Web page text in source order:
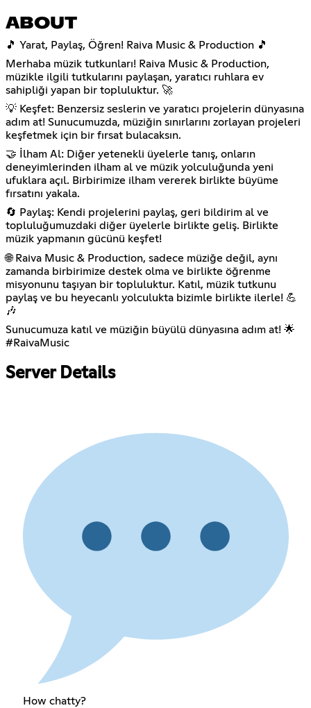
ABOUT
🎵 Yarat, Paylaş, Öğren! Raiva Music & Production 🎵
Merhaba müzik tutkunları! Raiva Music & Production,
müzikle ilgili tutkularını paylaşan, yaratıcı ruhlara ev
sahipliği yapan bir topluluktur. 🚀
💡 Keşfet: Benzersiz seslerin ve yaratıcı projelerin dünyasına
adım at! Sunucumuzda, müziğin sınırlarını zorlayan projeleri
keşfetmek için bir fırsat bulacaksın.
🤝 İlham Al: Diğer yetenekli üyelerle tanış, onların
deneyimlerinden ilham al ve müzik yolculuğunda yeni
ufuklara açıl. Birbirimize ilham vererek birlikte büyüme
fırsatını yakala.
🔄 Paylaş: Kendi projelerini paylaş, geri bildirim al ve
topluluğumuzdaki diğer üyelerle birlikte geliş. Birlikte
müzik yapmanın gücünü keşfet!
🌐 Raiva Music & Production, sadece müziğe değil, aynı
zamanda birbirimize destek olma ve birlikte öğrenme
misyonunu taşıyan bir topluluktur. Katıl, müzik tutkunu
paylaş ve bu heyecanlı yolculukta bizimle birlikte ilerle! 💪
🎶
Sunucumuza katıl ve müziğin büyülü dünyasına adım at! 🌟
#RaivaMusic
Server Details
How chatty?